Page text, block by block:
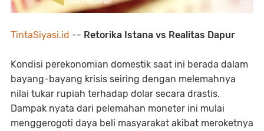
TintaSiyasi.id -- Retorika Istana vs Realitas Dapur
Kondisi perekonomian domestik saat ini berada dalam
bayang-bayang krisis seiring dengan melemahnya
nilai tukar rupiah terhadap dolar secara drastis.
Dampak nyata dari pelemahan moneter ini mulai
menggerogoti daya beli masyarakat akibat meroketnya